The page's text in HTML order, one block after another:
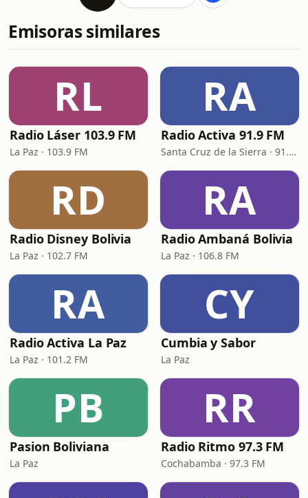
Emisoras similares
RL
Radio Láser 103.9 FM
La Paz · 103.9 FM
RA
Radio Activa 91.9 FM
Santa Cruz de la Sierra · 91.9 FM
RD
Radio Disney Bolivia
La Paz · 102.7 FM
RA
Radio Ambaná Bolivia
La Paz · 106.8 FM
RA
Radio Activa La Paz
La Paz · 101.2 FM
CY
Cumbia y Sabor
La Paz
PB
Pasion Boliviana
La Paz
RR
Radio Ritmo 97.3 FM
Cochabamba · 97.3 FM